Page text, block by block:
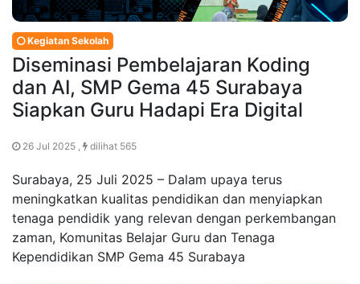
Kegiatan Sekolah
Diseminasi Pembelajaran Koding
dan AI, SMP Gema 45 Surabaya
Siapkan Guru Hadapi Era Digital
26 Jul 2025 , dilihat 565
Surabaya, 25 Juli 2025 – Dalam upaya terus
meningkatkan kualitas pendidikan dan menyiapkan
tenaga pendidik yang relevan dengan perkembangan
zaman, Komunitas Belajar Guru dan Tenaga
Kependidikan SMP Gema 45 Surabaya